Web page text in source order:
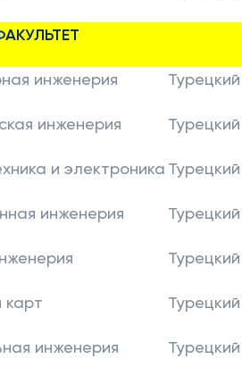
инженерия Турецкий
инженерия Турецкий
и электроника Турецкий
инженерия Турецкий
Турецкий
карт Турецкий
инженерия Турецкий